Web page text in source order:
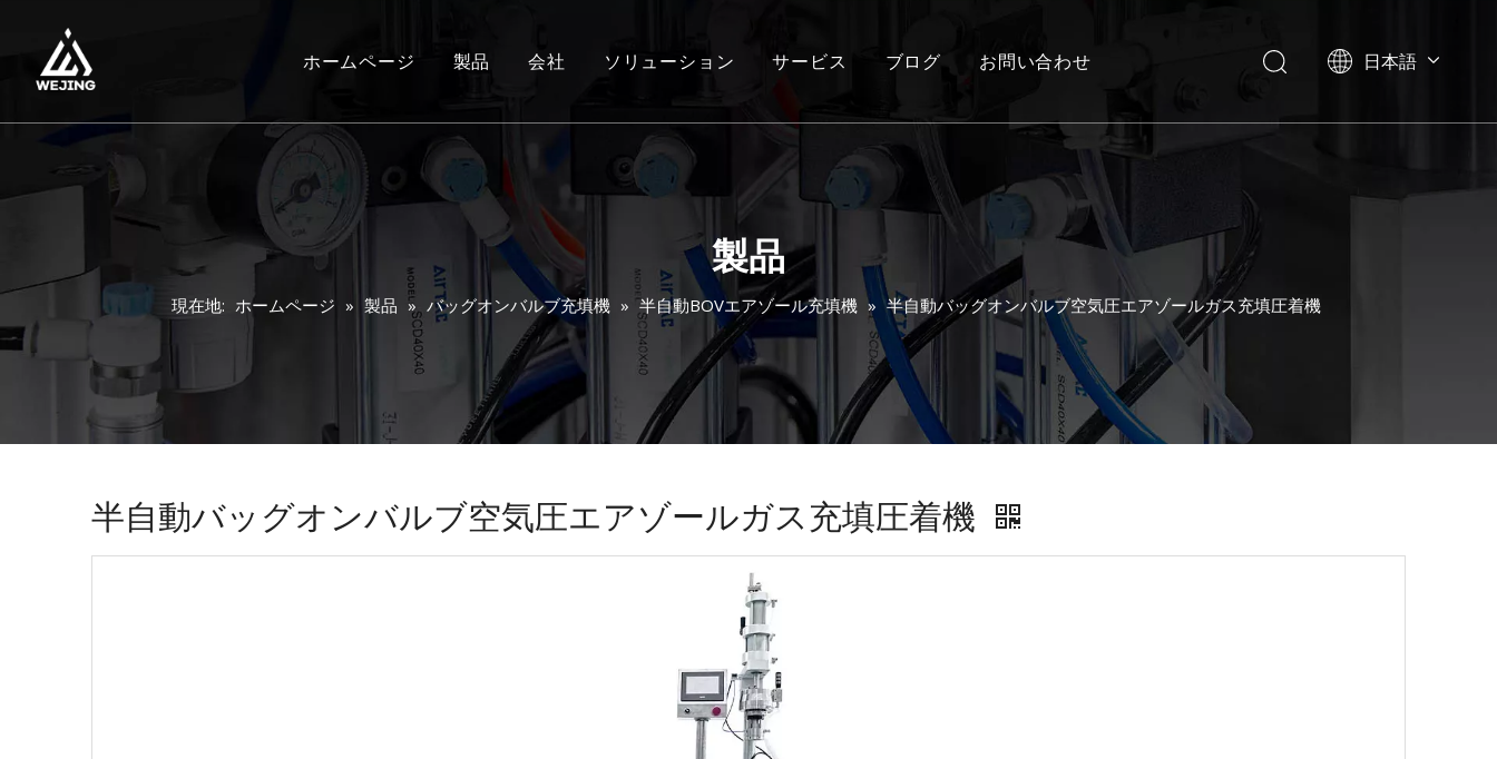
ホームページ 製品 会社 ソリューション サービス ブログ お問い合わせ 日本語
العربية
製品
現在地: ホームページ » 製品 » バッグオンバルブ充填機 » 半自動BOVエアゾール充填機 » 半自動バッグオンバルブ空気圧エアゾールガス充填圧着機
半自動バッグオンバルブ空気圧エアゾールガス充填圧着機